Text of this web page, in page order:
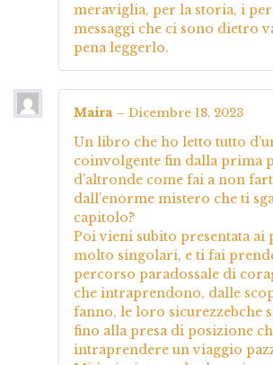
meraviglia, per la storia, i
messaggi che ci sono dietro
pena leggerlo.
Maira – Dicembre 18, 2023
Un libro che ho letto tutto
coinvolgente fin dalla prima
d’altronde come fai a non
dall’enorme mistero che ti
capitolo?
Poi vieni subito presentata ai
molto singolari, e ti fai
percorso paradossale di
che intraprendono, dalle
fanno, le loro sicurezzebche
fino alla presa di posizione
intraprendere un viaggio